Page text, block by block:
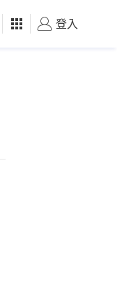
好食玩飛
登入